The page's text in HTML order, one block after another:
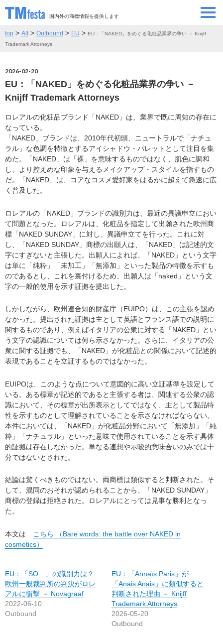
国内外の商標情報を提供します
SEMINAR/EVENT
CONTRIBUTORS 情報提供者
CONTACT
top > All > Outbound > EU > EU：「NAKED」をめぐる化粧品業界の争い － Knijff
Trademark Attorneys
2026-02-20
EU：「NAKED」をめぐる化粧品業界の争い －
Knijff Trademark Attorneys
ロレアルの化粧品ブランド「NAKED」は、業界で既に周知の存在に
なっている。
「NAKED」ブランドは、2010年代初頭、ニュートラルで「ナチュ
ラル」な色調を特徴とするアイシャドウ・パレットとして注目を集
めた。「NAKED」は「裸」を意味するものではなく、肌色に調和
し、より控えめな印象を与えるメイクアップ・スタイルを指すもの
だ。「NAKED」は、コアなコスメ愛好家をはるかに超えて急速に広
く普及した。
ロレアルの「NAKED」ブランドの識別力は、最近の異議申立におい
て問題となった。ロレアルは、化粧品を指定して出願された欧州商
標「NAKED SUNDAY」に対し、異議申立てを行った。これに対
し、「NAKED SUNDAY」商標の出願人は、「NAKED」は記述的文
字にすぎないと主張した。出願人によれば、「NAKED」という文字
は単に「純粋」「未加工」「無添加」といった製品の特徴を示すも
のであるとし、これを裏付けるため、出願人は「naked」という文
字の一般的使用を示す証拠を提出した。
しかしながら、欧州連合知的財産庁（EUIPO）は、この主張を認め
なかった。提出された証拠は主として英語とフランス語での説明に
関するものであり、例えばイタリアの公衆に対する「NAKED」とい
う文字の認識については何ら示さなかった。さらに、イタリアの公
衆に関する証拠でも、「NAKED」が化粧品との関係において記述的
表現であることを立証するものではなかった。
EUIPOは、このような点について意図的に高い立証基準を設定して
いる。ある標章が記述的であると主張する者は、関連する公衆の認
識において、その標章が出所表示としてではなく、主として製品特
性を示すものとして理解されていることを示さなければならない。
本件においては、「NAKED」が化粧品分野において「無添加」「純
粋」「ナチュラル」といった意味で使用されていることを示す具体
的証拠は存在しなかった。単なる連想や示唆的意味合いのみでは十
分ではないとされた。
結論は驚くべきものではない。両商標は類似すると判断された。そ
して、混同のおそれが認められることから、「NAKED SUNDAY」
商標の登録は拒絶された。ロレアルにとっては見事な勝利となっ
た。
本文は
こちら （Bare words: the battle over NAKED in
cosmetics）
EU：「SO…」の識別力は？
欧州一般裁判所の判決がロレ
アルに衝撃 － Novagraaf
2022-06-10
Outbound
EU：「Annaïs Paris」が
「Anais Anais」に類似すると
判断された理由 － Knijff
Trademark Attorneys
2026-05-20
Outbound